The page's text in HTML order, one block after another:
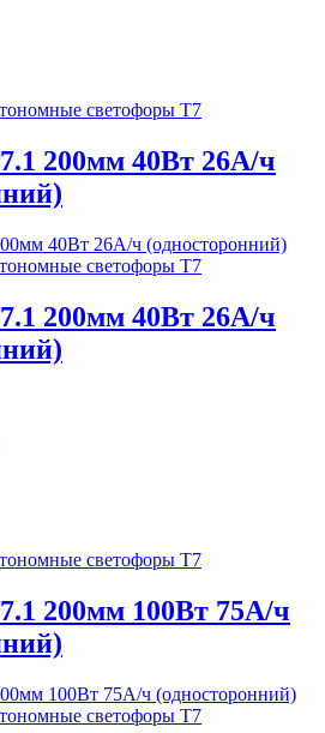
светофоры Т7
200мм 40Вт 26А/ч
светофоры Т7
200мм 40Вт 26А/ч
светофоры Т7
200мм 100Вт 75А/ч
светофоры Т7